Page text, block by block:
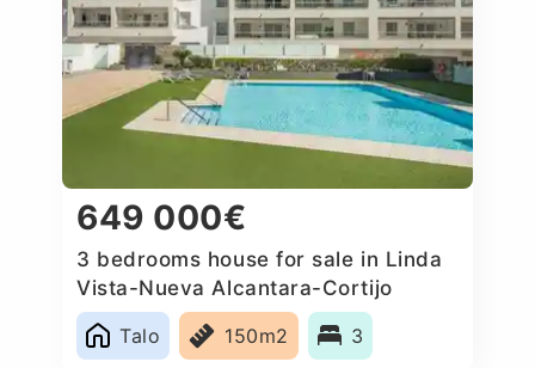
649 000€
3 bedrooms house for sale in Linda
Vista-Nueva Alcantara-Cortijo
Blanco, Spain
Talo
150m2 3